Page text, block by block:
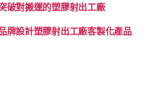
破對搬運的塑膠射出工廠
牌設計塑膠射出工廠客製化產品